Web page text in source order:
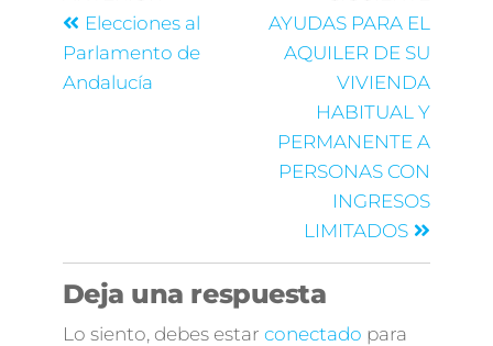
Elecciones al
Parlamento de
Andalucía
AYUDAS PARA EL
AQUILER DE SU
VIVIENDA
HABITUAL Y
PERMANENTE A
PERSONAS CON
INGRESOS
LIMITADOS
Deja una respuesta
Lo siento, debes estar conectado para